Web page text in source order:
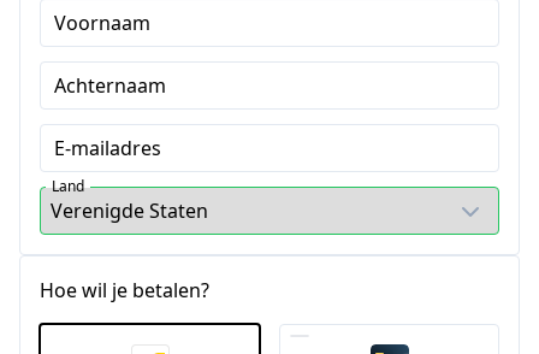
Voornaam
Achternaam
E-mailadres
Land
Hoe wil je betalen?